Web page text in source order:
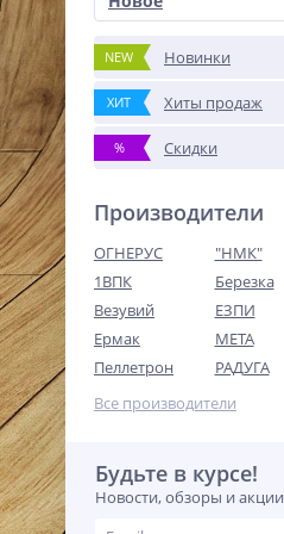
NEW Новинки
ХИТ Хиты продаж
% Скидки
Производители
ОГНЕРУС
"НМК"
1ВПК
Березка
Везувий
ЕЗПИ
Ермак
МЕТА
Пеллетрон
РАДУГА
Все производители
Будьте в курсе!
Новости, обзоры и акции